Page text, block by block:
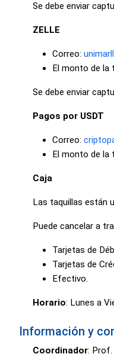
Se debe enviar
ZELLE
Correo:
El monto de la
Se debe enviar
Pagos por USDT
Correo:
El monto de la
Caja
Las taquillas están
Puede cancelar a
Tarjetas de
Tarjetas de
Efectivo.
Horario: Lunes a
Información y
Coordinador: Prof.